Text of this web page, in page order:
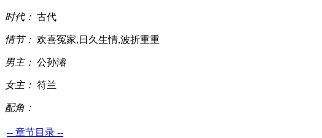
时代： 古代
情节： 欢喜冤家,日久生情,波折重重
男主： 公孙濬
女主： 符兰
配角：
-- 章节目录 --